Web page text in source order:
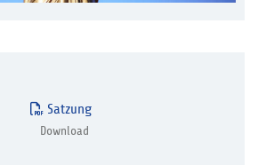
Satzung
Download